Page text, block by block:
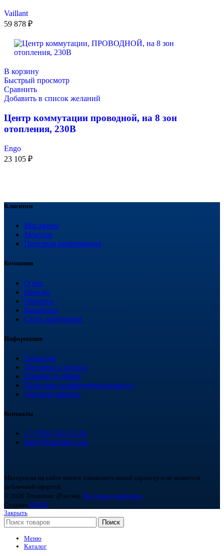
Vaillant
59 878 ₽
В корзину
Быстрый просмотр
Сравнить
Добавить в список желаний
Центр коммутации проводной, на 8 зон
отопления, 230В
Engo
23 105 ₽
Клиентам
Магазины
Монтаж
Полезная информация
Компания
О нас
Бренды
Новости
Вакансии
Стать партнером
Информация
Гарантия
Доставка и оплата
Возврат и обмен
Политика конфиденциальности
Договор оферты
Контакты
+7 (918) 252-12-26
info@teploplas.com
Материалы на сайте имеют ознакомительный характер и не являются
публичной офертой.
© 2026 Теплоплас (Россия). Все права защищены.
Создано BOND
Закрыть
Поиск
Меню
Каталог